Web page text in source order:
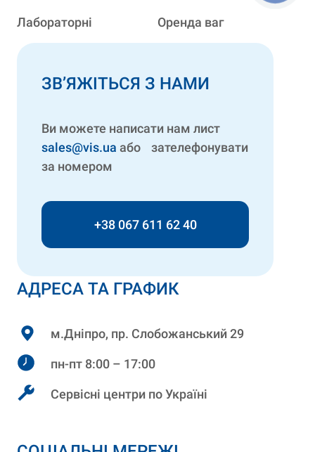
АДРЕСА ТА ГРАФИК
м.Дніпро, пр. Слобожанський 29
пн-пт 8:00 – 17:00
Сервісні центри по Україні
Лабораторні Оренда ваг
ЗВ’ЯЖІТЬСЯ З НАМИ
Ви можете написати нам лист
sales@vis.ua або зателефонувати
за номером
+38 067 611 62 40